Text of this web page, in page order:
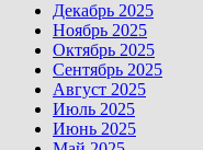
Декабрь 2025
Ноябрь 2025
Октябрь 2025
Сентябрь 2025
Август 2025
Июль 2025
Июнь 2025